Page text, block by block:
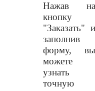
Нажав на
кнопку
"Заказать" и
заполнив
форму, вы
можете
узнать
точную